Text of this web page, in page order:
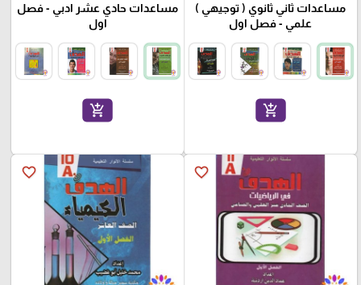
مساعدات ثاني ثانوي ( توجيهي )
علمي - فصل اول
add_shopping_cart
مساعدات حادي عشر ادبي - فصل
اول
add_shopping_cart
favorite_border
favorite_border